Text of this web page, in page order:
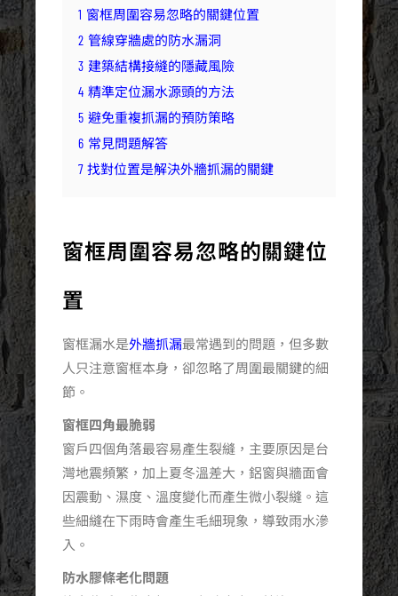
1 窗框周圍容易忽略的關鍵位置
2 管線穿牆處的防水漏洞
3 建築結構接縫的隱藏風險
4 精準定位漏水源頭的方法
5 避免重複抓漏的預防策略
6 常見問題解答
7 找對位置是解決外牆抓漏的關鍵
窗框周圍容易忽略的關鍵位
置
窗框漏水是外牆抓漏最常遇到的問題，但多數
人只注意窗框本身，卻忽略了周圍最關鍵的細
節。
窗框四角最脆弱
窗戶四個角落最容易產生裂縫，主要原因是台
灣地震頻繁，加上夏冬溫差大，鋁窗與牆面會
因震動、濕度、溫度變化而產生微小裂縫。這
些細縫在下雨時會產生毛細現象，導致雨水滲
入。
防水膠條老化問題